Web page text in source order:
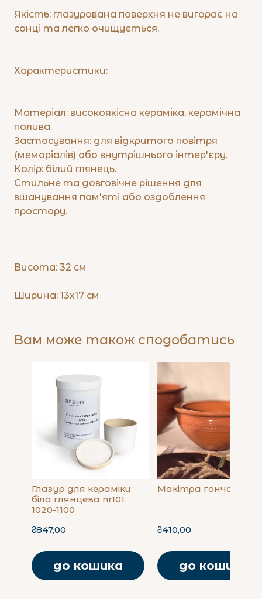
​Якість: глазурована поверхня не вигорає на
сонці та легко очищується.
​Характеристики:
​Матеріал: високоякісна кераміка, керамічна
полива.
​Застосування: для відкритого повітря
(меморіалів) або внутрішнього інтер'єру.
​Колір: білий глянець.
​Стильне та довговічне рішення для
вшанування пам'яті або оздоблення
простору.
Висота: 32 см
Ширина: 13х17 см
Вам може також сподобатись
Глазур для кераміки
біла глянцева nr101
1020-1100
₴847,00
до кошика
Макітра гончарна 1
₴410,00
до кошика